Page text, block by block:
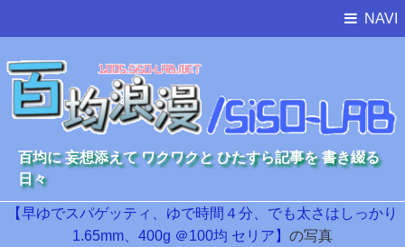
NAVI
百均に 妄想添えて ワクワクと ひたすら記事を 書き綴る
日々
【早ゆでスパゲッティ、ゆで時間４分、でも太さはしっかり
1.65mm、400g ＠100均 セリア】 の写真